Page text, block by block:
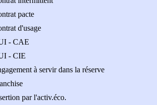
pacte
d'usage
- CAE
- CIE
à servir dans la réserve
par l'activ.éco.